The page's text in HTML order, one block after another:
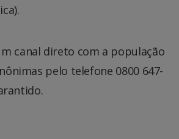
canal direto com a população
pelo telefone 0800 647-